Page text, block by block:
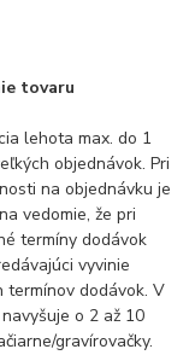
tovaru
lehota max. do 1
objednávok. Pri
na objednávku je
vedomie, že pri
termíny dodávok
vyvinie
termínov dodávok. V
o 2 až 10
gravírovačky.